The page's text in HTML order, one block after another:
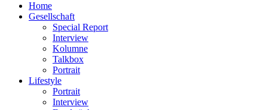
Home
Gesellschaft
Special Report
Interview
Kolumne
Talkbox
Portrait
Lifestyle
Portrait
Interview